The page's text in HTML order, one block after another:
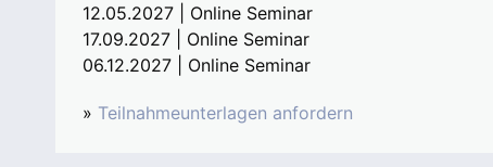
12.05.2027 | Online Seminar
17.09.2027 | Online Seminar
06.12.2027 | Online Seminar
» Teilnahmeunterlagen anfordern